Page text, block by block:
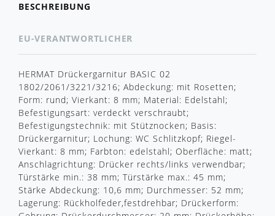
BESCHREIBUNG
EU-VERANTWORTLICHER
HERMAT Drückergarnitur BASIC 02
1802/2061/3221/3216; Abdeckung: mit Rosetten;
Form: rund; Vierkant: 8 mm; Material: Edelstahl;
Befestigungsart: verdeckt verschraubt;
Befestigungstechnik: mit Stütznocken; Basis:
Drückergarnitur; Lochung: WC Schlitzkopf; Riegel-
Vierkant: 8 mm; Farbton: edelstahl; Oberfläche: matt;
Anschlagrichtung: Drücker rechts/links verwendbar;
Türstärke min.: 38 mm; Türstärke max.: 45 mm;
Stärke Abdeckung: 10,6 mm; Durchmesser: 52 mm;
Lagerung: Rückholfeder,festdrehbar; Drückerform: